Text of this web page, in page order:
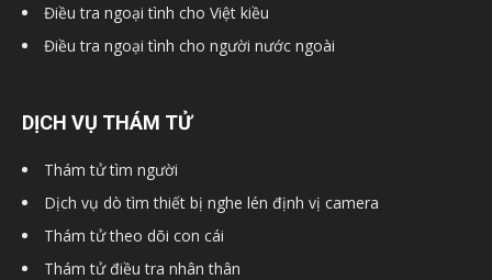
cong
Điều tra ngoại tình cho Việt kiều
Điều tra ngoại tình cho người nước ngoài
DỊCH VỤ THÁM TỬ
Thám tử tìm người
Dịch vụ dò tìm thiết bị nghe lén định vị camera
Thám tử theo dõi con cái
Thám tử điều tra nhân thân